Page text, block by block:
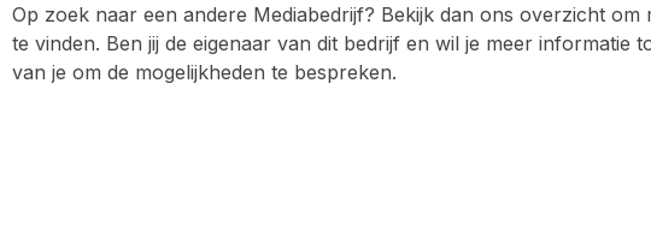
Op zoek naar een andere Mediabedrijf? Bekijk dan ons overzicht om
te vinden. Ben jij de eigenaar van dit bedrijf en wil je meer informatie
van je om de mogelijkheden te bespreken.